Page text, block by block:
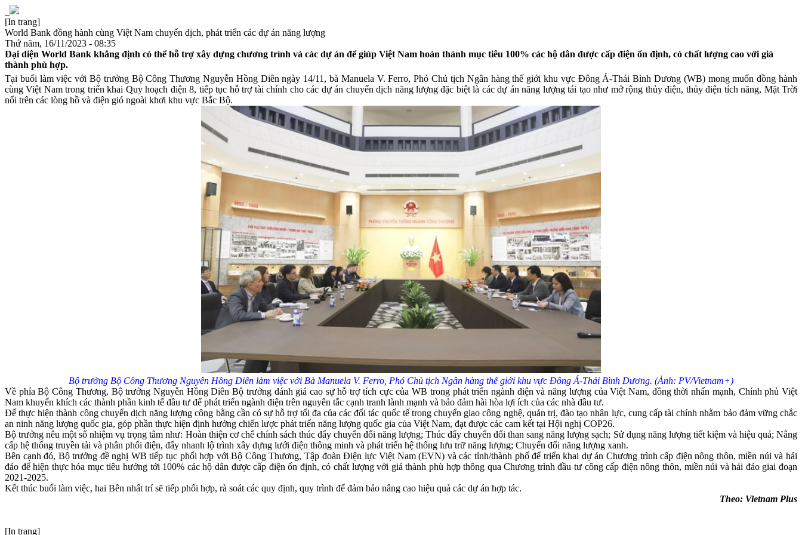
[In trang]
World Bank đồng hành cùng Việt Nam chuyển dịch, phát triển các dự án năng lượng
Thứ năm, 16/11/2023 - 08:35
Đại diện World Bank khẳng định có thể hỗ trợ xây dựng chương trình và các dự án để giúp Việt Nam hoàn thành mục tiêu 100% các hộ dân được cấp điện ổn định, có chất lượng cao với giá
thành phù hợp.
Tại buổi làm việc với Bộ trưởng Bộ Công Thương Nguyễn Hồng Diên ngày 14/11, bà Manuela V. Ferro, Phó Chủ tịch Ngân hàng thế giới khu vực Đông Á-Thái Bình Dương (WB) mong muốn đồng hành
cùng Việt Nam trong triển khai Quy hoạch điện 8, tiếp tục hỗ trợ tài chính cho các dự án chuyển dịch năng lượng đặc biệt là các dự án năng lượng tái tạo như mở rộng thủy điện, thủy điện tích năng, Mặt Trời
nổi trên các lòng hồ và điện gió ngoài khơi khu vực Bắc Bộ.
Bộ trưởng Bộ Công Thương Nguyễn Hồng Diên làm việc với Bà Manuela V. Ferro, Phó Chủ tịch Ngân hàng thế giới khu vực Đông Á-Thái Bình Dương. (Ảnh: PV/Vietnam+)
Về phía Bộ Công Thương, Bộ trưởng Nguyễn Hồng Diên Bộ trưởng đánh giá cao sự hỗ trợ tích cực của WB trong phát triển ngành điện và năng lượng của Việt Nam, đồng thời nhấn mạnh, Chính phủ Việt
Nam khuyến khích các thành phần kinh tế đầu tư để phát triển ngành điện trên nguyên tắc cạnh tranh lành mạnh và bảo đảm hài hòa lợi ích của các nhà đầu tư.
Để thực hiện thành công chuyển dịch năng lượng công bằng cần có sự hỗ trợ tối đa của các đối tác quốc tế trong chuyển giao công nghệ, quản trị, đào tạo nhân lực, cung cấp tài chính nhằm bảo đảm vững chắc
an ninh năng lượng quốc gia, góp phần thực hiện định hướng chiến lược phát triển năng lượng quốc gia của Việt Nam, đạt được các cam kết tại Hội nghị COP26.
Bộ trưởng nêu một số nhiệm vụ trọng tâm như: Hoàn thiện cơ chế chính sách thúc đẩy chuyển đổi năng lượng; Thúc đẩy chuyển đổi than sang năng lượng sạch; Sử dụng năng lượng tiết kiệm và hiệu quả; Nâng
cấp hệ thống truyền tải và phân phối điện, đẩy nhanh lộ trình xây dựng lưới điện thông minh và phát triển hệ thống lưu trữ năng lượng; Chuyển đổi năng lượng xanh.
Bên cạnh đó, Bộ trưởng đề nghị WB tiếp tục phối hợp với Bộ Công Thương, Tập đoàn Điện lực Việt Nam (EVN) và các tỉnh/thành phố để triển khai dự án Chương trình cấp điện nông thôn, miền núi và hải
đảo để hiện thực hóa mục tiêu hướng tới 100% các hộ dân được cấp điện ổn định, có chất lượng với giá thành phù hợp thông qua Chương trình đầu tư công cấp điện nông thôn, miền núi và hải đảo giai đoạn
2021-2025.
Kết thúc buổi làm việc, hai Bên nhất trí sẽ tiếp phối hợp, rà soát các quy định, quy trình để đảm bảo nâng cao hiệu quả các dự án hợp tác.
Theo: Vietnam Plus
[In trang]